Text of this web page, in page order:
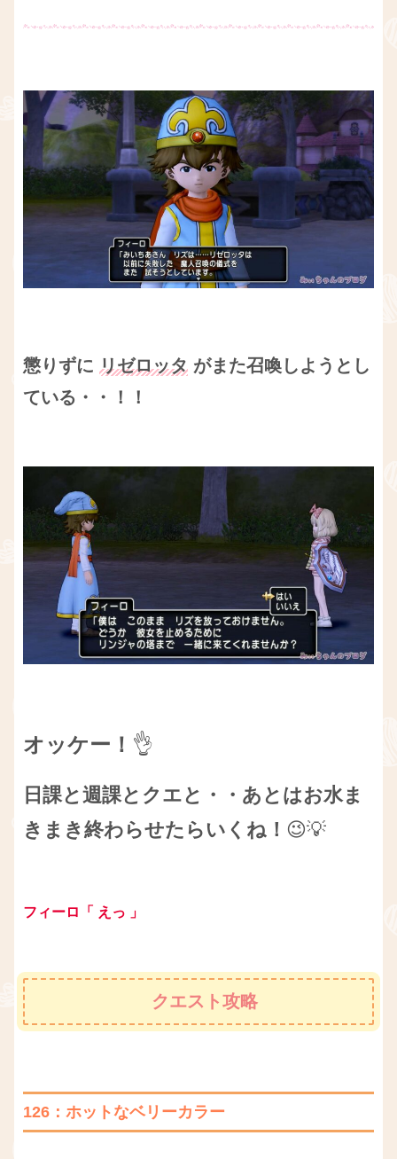
懲りずに リゼロッタ がまた召喚しようとし
ている・・！！
オッケー！ 👌
日課と週課とクエと・・あとはお水ま
きまき終わらせたらいくね！ 😉💡
フィーロ「 えっ 」
クエスト攻略
126：ホットなベリーカラー